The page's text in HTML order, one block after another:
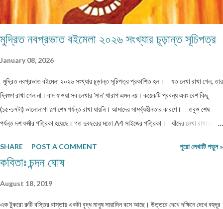
মুদ্রিত নবপ্রভাত বইমেলা ২০২৬ সংখ্যার চূড়ান্ত সূচিপত্র
January 08, 2026
মুদ্রিত নবপ্রভাত বইমেলা ২০২৬ সংখ্যার চূড়ান্ত সূচিপত্র প্রকাশিত হল। যত লেখা রাখা গেল, তার
দ্বিগুণ রাখা গেল না। বাদ যাওয়া সব লেখার 'মান' খারাপ এমন নয়। কয়েকটি প্রবন্ধ এবং বেশ কিছু
(১৫-১৭টা) ভালোলাগা গল্প শেষ পর্যন্ত রাখা যায়নি। আমাদের সামর্থ্যহীনতার কারণে। তবুও শেষ
পর্যন্ত দশ ফর্মার পত্রিকা হয়েছে। গত দুবছরের মতো A4 সাইজের পত্রিকা। যাঁদের লেখা রাখা গেল
নবপ্রভাতের জানুয়ারি ২০২৬ সংখ্যায় প্রকাশ করতে পারি। পত্রিকাটি আগামী ৯-১৩ জানুয়ারি ২০২৬
পশ্চিমবঙ্গ বাংলা আকাদেমি আয়োজিত কলকাতা লিটল ম্যাগাজিন মেলায় (রবীন্দ্র সদন - নন্দন চত্বরে) পাওয়া
SHARE POST A COMMENT পুরো লেখাটি পড়ুন »
কবিতাঃ চন্দন ঘোষ
August 18, 2019
এক টুকরো রুটি বস্তির রাস্তায় একটা বৃদ্ধ মানুষ সারাদিন বসে আছে। উত্তরে দেখে দক্ষিনে দেখে বহুদূর